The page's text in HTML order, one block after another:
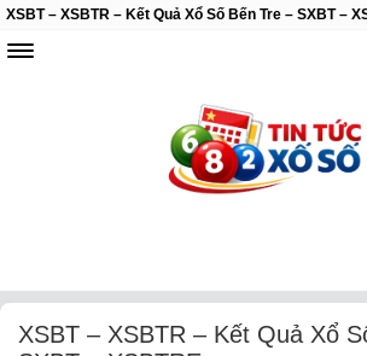
XSBT – XSBTR – Kết Quả Xổ Số Bến Tre – SXBT –
XSBT – XSBTR – Kết Quả Xổ